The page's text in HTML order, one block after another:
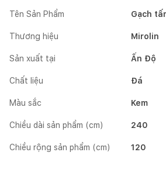
Tên Sản Phẩm Gạch
Thương hiệu Mirolin
Sản xuất tại Ấn Độ
Chất liệu Đá
Màu sắc Kem
Chiều dài sản phẩm (cm) 240
Chiều rộng sản phẩm (cm) 120